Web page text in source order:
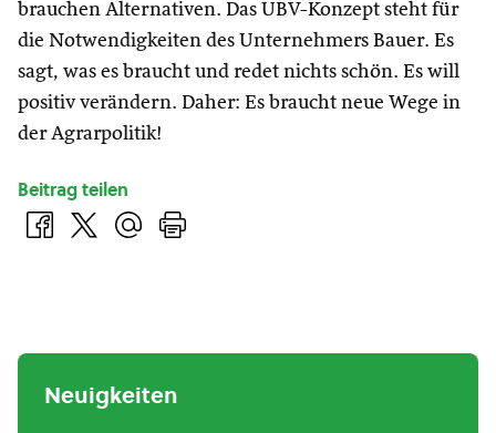
brauchen Alternativen. Das UBV-Konzept steht für
die Notwendigkeiten des Unternehmers Bauer. Es
sagt, was es braucht und redet nichts schön. Es will
positiv verändern. Daher: Es braucht neue Wege in
der Agrarpolitik!
Beitrag teilen
Neuigkeiten